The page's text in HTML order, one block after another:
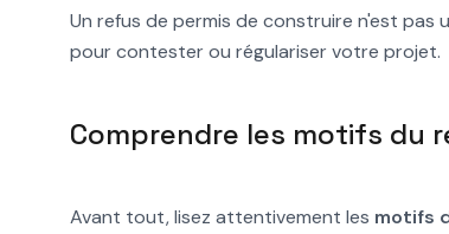
Un refus de permis de construire n'est pas
pour contester ou régulariser votre projet.
Comprendre les motifs du
Avant tout, lisez attentivement les motifs